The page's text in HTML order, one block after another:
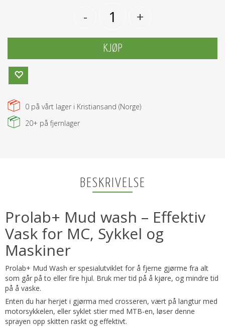
- +
KJØP
0 på vårt lager i Kristiansand (Norge)
20+ på fjernlager
BESKRIVELSE
Prolab+ Mud wash – Effektiv
Vask for MC, Sykkel og
Maskiner
Prolab+ Mud Wash er spesialutviklet for å fjerne gjørme fra alt
som går på to eller fire hjul. Bruk mer tid på å kjøre, og mindre tid
på å vaske.
Enten du har herjet i gjørma med crosseren, vært på langtur med
motorsykkelen, eller syklet stier med MTB-en, løser denne
sprayen opp skitten raskt og effektivt.